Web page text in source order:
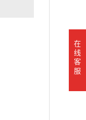
在
线
客
服